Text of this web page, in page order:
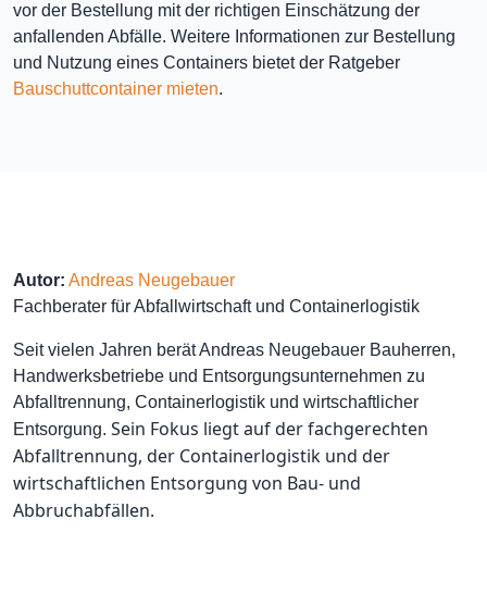
vor der Bestellung mit der richtigen Einschätzung der
anfallenden Abfälle. Weitere Informationen zur Bestellung
und Nutzung eines Containers bietet der Ratgeber
Bauschuttcontainer mieten.
Autor: Andreas Neugebauer
Fachberater für Abfallwirtschaft und Containerlogistik
Seit vielen Jahren berät Andreas Neugebauer Bauherren,
Handwerksbetriebe und Entsorgungsunternehmen zu
Abfalltrennung, Containerlogistik und wirtschaftlicher
Entsorgung. Sein Fokus liegt auf der fachgerechten
Abfalltrennung, der Containerlogistik und der
wirtschaftlichen Entsorgung von Bau- und
Abbruchabfällen.